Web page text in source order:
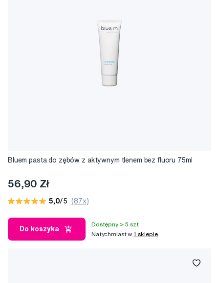
Bluem pasta do zębów z aktywnym tlenem bez fluoru 75ml
56,90 Zł
5,0/5 (87x)
Do koszyka
Dostępny > 5 szt
Natychmiast w1 sklepie